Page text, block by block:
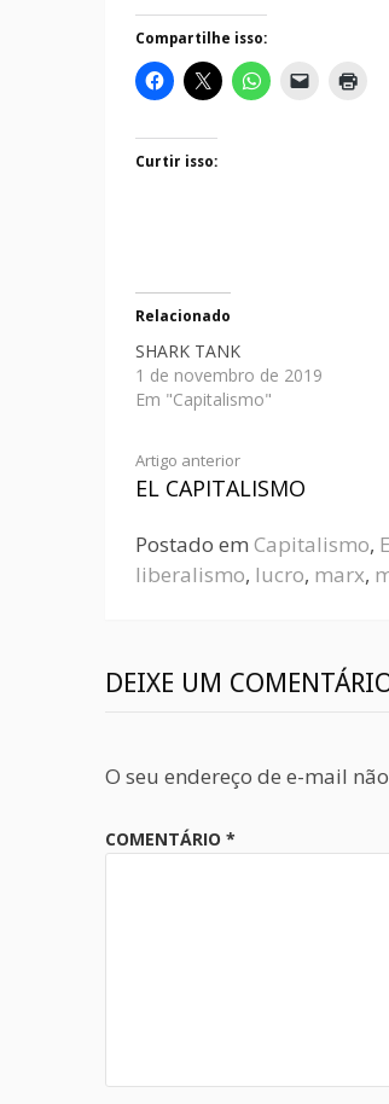
Compartilhe isso:
Curtir isso:
Relacionado
SHARK TANK
1 de novembro de 2019
Em "Capitalismo"
Artigo anterior
EL CAPITALISMO
Postado em Capitalismo,
liberalismo, lucro, marx,
DEIXE UM
O seu endereço de e-mail
COMENTÁRIO *